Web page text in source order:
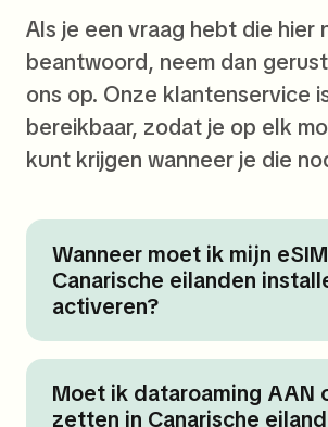
Als je een vraag hebt die hier
beantwoord, neem dan
ons op. Onze klantenservice
bereikbaar, zodat je op elk
kunt krijgen wanneer je die
Wanneer moet ik mijn
Canarische eilanden
activeren?
Moet ik dataroaming AAN
zetten in Canarische